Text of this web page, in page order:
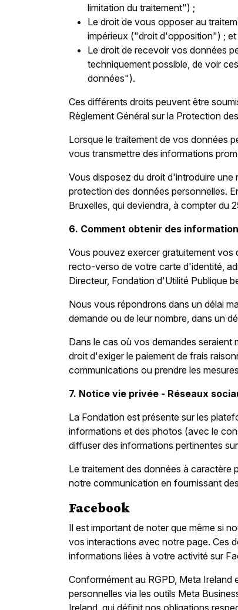
limitation du traitement") ;
Le droit de vous opposer au
impérieux ("droit d'opposition") ; et
Le droit de recevoir vos données
techniquement possible, de voir
données").
Ces différents droits peuvent être
Règlement Général sur la Protection
Lorsque le traitement de vos données
vous transmettre des informations
Vous disposez du droit d'introduire
protection des données personnelles.
Bruxelles, qui deviendra, à compter du
6. Comment obtenir des
Vous pouvez exercer gratuitement vos
recto-verso de votre carte d'identité,
Directeur, Fondation d'Utilité Publique
Nous vous répondrons dans un délai
demande ou de leur nombre, dans un
Dans le cas où vos demandes
droit d'exiger le paiement de frais
communications ou prendre les
7. Notice vie privée - Réseaux
La Fondation est présente sur les
informations et des photos (avec le
diffuser des informations pertinentes
Le traitement des données à caractère
notre communication en fournissant
Facebook
Il est important de noter que même si
vos interactions avec notre page. Ces
informations liées à votre activité sur
Conformément au RGPD, Meta
personnelles via les outils Meta
Ireland, qui définit nos obligations